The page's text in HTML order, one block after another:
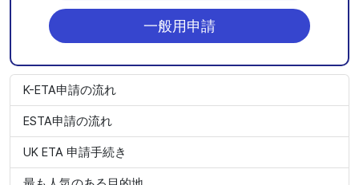
一般用申請
K-ETA申請の流れ
ESTA申請の流れ
UK ETA 申請手続き